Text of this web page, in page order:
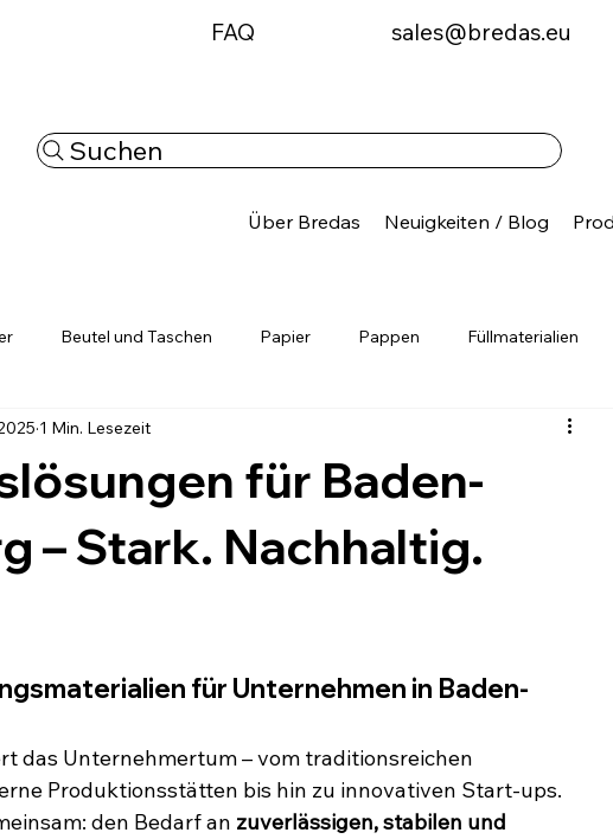
Über Bredas Neuigkeiten / Blog
FAQ
Suchen
sales@bredas.eu
Beutel und Taschen Papier Pappen Füllmaterialien
Personalisierbare Produkte Aktionen
Verpackung regional entdecken Verpackungslösungen in der Schweiz
für Baden-
– Stark. Nachhaltig.
1 Min. Lesezeit
für Unternehmen in Baden-
das Unternehmertum – vom traditionsreichen
Produktionsstätten bis hin zu innovativen Start-ups.
den Bedarf an zuverlässigen, stabilen und